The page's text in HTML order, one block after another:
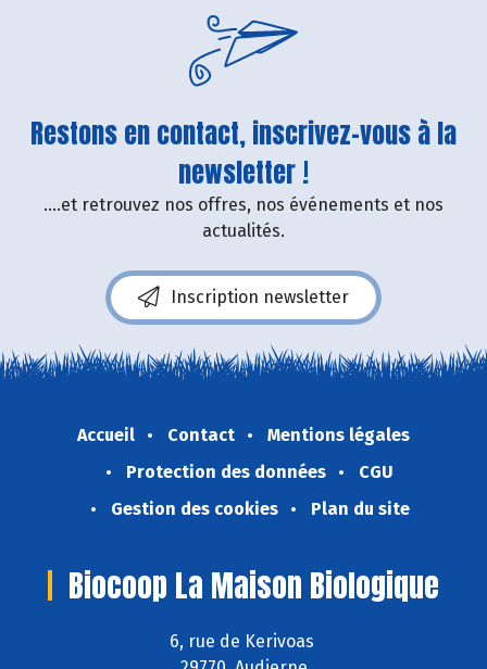
Restons en contact, inscrivez-vous à la
newsletter !
....et retrouvez nos offres, nos événements et nos
actualités.
Inscription newsletter
Accueil Contact
Mentions légales
Protection des données
CGU
Gestion des cookies
Plan du site
Biocoop La Maison Biologique
6, rue de Kerivoas